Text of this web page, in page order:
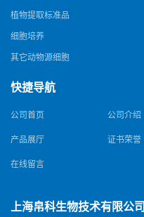
植物提取标准品
细胞培养
其它动物源细胞
快捷导航
公司首页 公司介绍
产品展厅 证书荣誉
在线留言
上海帛科生物技术有限公司